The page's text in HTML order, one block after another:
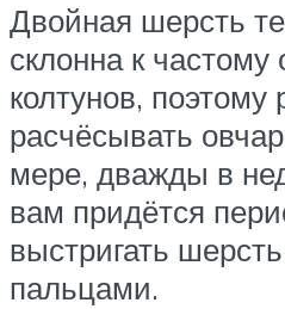
Двойная шерсть
склонна к
колтунов, поэтому
расчёсывать
мере, дважды в
вам придётся
выстригать
пальцами.